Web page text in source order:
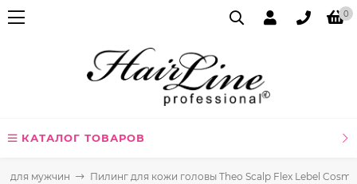
0
КАТАЛОГ ТОВАРОВ
для мужчин Пилинг для кожи головы Theo Scalp Flex Lebel